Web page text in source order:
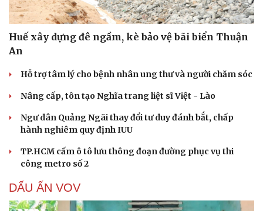
Cải chính
Huế xây dựng đê ngầm, kè bảo vệ bãi biển Thuận
An
Hỗ trợ tâm lý cho bệnh nhân ung thư và người chăm sóc
Nâng cấp, tôn tạo Nghĩa trang liệt sĩ Việt - Lào
Ngư dân Quảng Ngãi thay đổi tư duy đánh bắt, chấp
hành nghiêm quy định IUU
TP.HCM cấm ô tô lưu thông đoạn đường phục vụ thi
công metro số 2
DẤU ẤN VOV